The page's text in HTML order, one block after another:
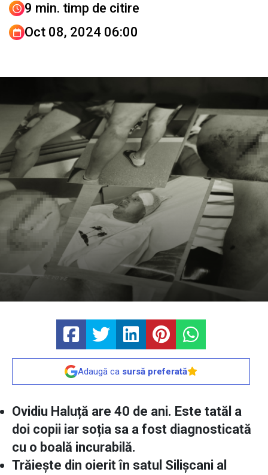
9 min. timp de citire
Oct 08, 2024 06:00
Adaugă ca sursă preferată
Ovidiu Haluță are 40 de ani. Este tatăl a
doi copii iar soția sa a fost diagnosticată
cu o boală incurabilă.
Trăiește din oierit în satul Silișcani al